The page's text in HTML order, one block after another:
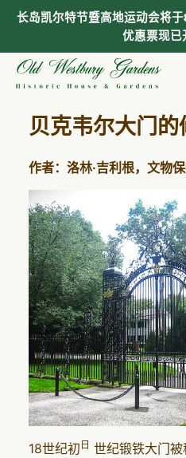
贝克韦尔大门的
作者：洛林·吉利根，文物
18世纪初 日 世纪锻铁大门被
长岛凯尔特节暨高地运动会将
优惠票现已